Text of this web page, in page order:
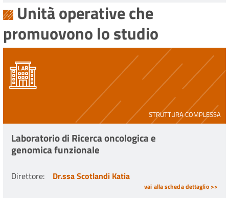
Unità operative che
promuovono lo studio
STRUTTURA COMPLESSA
Laboratorio di Ricerca oncologica e
genomica funzionale
Direttore: Dr.ssa Scotlandi Katia
vai alla scheda dettaglio >>